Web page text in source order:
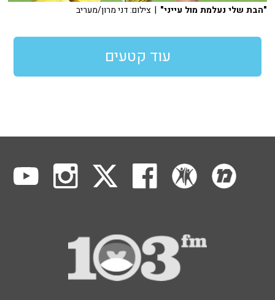
"הבת שלי נעלמת מול עייני" | צילום: דני מרון/מעריב
עוד קטעים